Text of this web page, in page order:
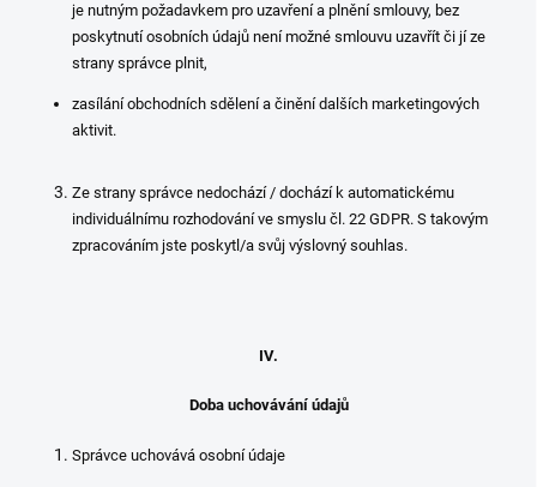
je nutným požadavkem pro uzavření a plnění smlouvy, bez
poskytnutí osobních údajů není možné smlouvu uzavřít či jí ze
strany správce plnit,
zasílání obchodních sdělení a činění dalších marketingových
aktivit.
Ze strany správce nedochází / dochází k automatickému
individuálnímu rozhodování ve smyslu čl. 22 GDPR. S takovým
zpracováním jste poskytl/a svůj výslovný souhlas.
IV.
Doba uchovávání údajů
Správce uchovává osobní údaje